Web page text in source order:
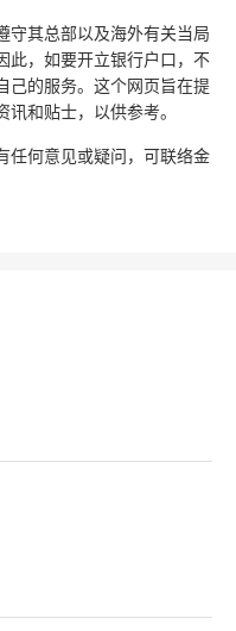
守其总部以及海外有关当局
此，如要开立银行户口，不
己的服务。这个网页旨在提
和贴士，以供参考。
任何意见或疑问，可联络金